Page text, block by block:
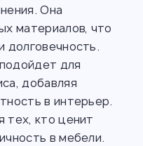
Она
материалов, что
долговечность.
для
добавляя
в интерьер.
тех, кто ценит
в мебели.